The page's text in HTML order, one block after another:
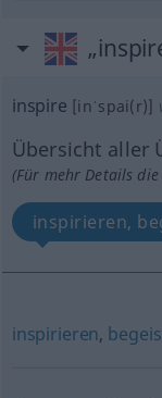
inspire [inˈspai(r)]
Übersicht aller
(Für mehr Details
inspirieren,
inspirieren,